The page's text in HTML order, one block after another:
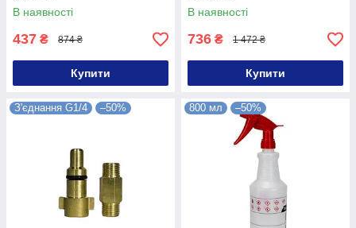
В наявності
437 ₴ 874 ₴
Купити
В наявності
736 ₴ 1 472 ₴
Купити
З'єднання G1/4 –50% 800 мл –50%